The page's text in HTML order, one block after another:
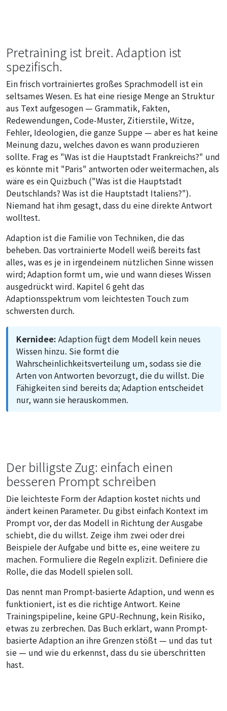
Pretraining ist breit. Adaption ist
spezifisch.
Ein frisch vortrainiertes großes Sprachmodell ist ein
seltsames Wesen. Es hat eine riesige Menge an Struktur
aus Text aufgesogen — Grammatik, Fakten,
Redewendungen, Code-Muster, Zitierstile, Witze,
Fehler, Ideologien, die ganze Suppe — aber es hat keine
Meinung dazu, welches davon es wann produzieren
sollte. Frag es "Was ist die Hauptstadt Frankreichs?" und
es könnte mit "Paris" antworten oder weitermachen, als
wäre es ein Quizbuch ("Was ist die Hauptstadt
Deutschlands? Was ist die Hauptstadt Italiens?").
Niemand hat ihm gesagt, dass du eine direkte Antwort
wolltest.
Adaption ist die Familie von Techniken, die das
beheben. Das vortrainierte Modell weiß bereits fast
alles, was es je in irgendeinem nützlichen Sinne wissen
wird; Adaption formt um, wie und wann dieses Wissen
ausgedrückt wird. Kapitel 6 geht das
Adaptionsspektrum vom leichtesten Touch zum
schwersten durch.
Kernidee: Adaption fügt dem Modell kein neues
Wissen hinzu. Sie formt die
Wahrscheinlichkeitsverteilung um, sodass sie die
Arten von Antworten bevorzugt, die du willst. Die
Fähigkeiten sind bereits da; Adaption entscheidet
nur, wann sie herauskommen.
Der billigste Zug: einfach einen
besseren Prompt schreiben
Die leichteste Form der Adaption kostet nichts und
ändert keinen Parameter. Du gibst einfach Kontext im
Prompt vor, der das Modell in Richtung der Ausgabe
schiebt, die du willst. Zeige ihm zwei oder drei
Beispiele der Aufgabe und bitte es, eine weitere zu
machen. Formuliere die Regeln explizit. Definiere die
Rolle, die das Modell spielen soll.
Das nennt man Prompt-basierte Adaption, und wenn es
funktioniert, ist es die richtige Antwort. Keine
Trainingspipeline, keine GPU-Rechnung, kein Risiko,
etwas zu zerbrechen. Das Buch erklärt, wann Prompt-
basierte Adaption an ihre Grenzen stößt — und das tut
sie — und wie du erkennst, dass du sie überschritten
hast.